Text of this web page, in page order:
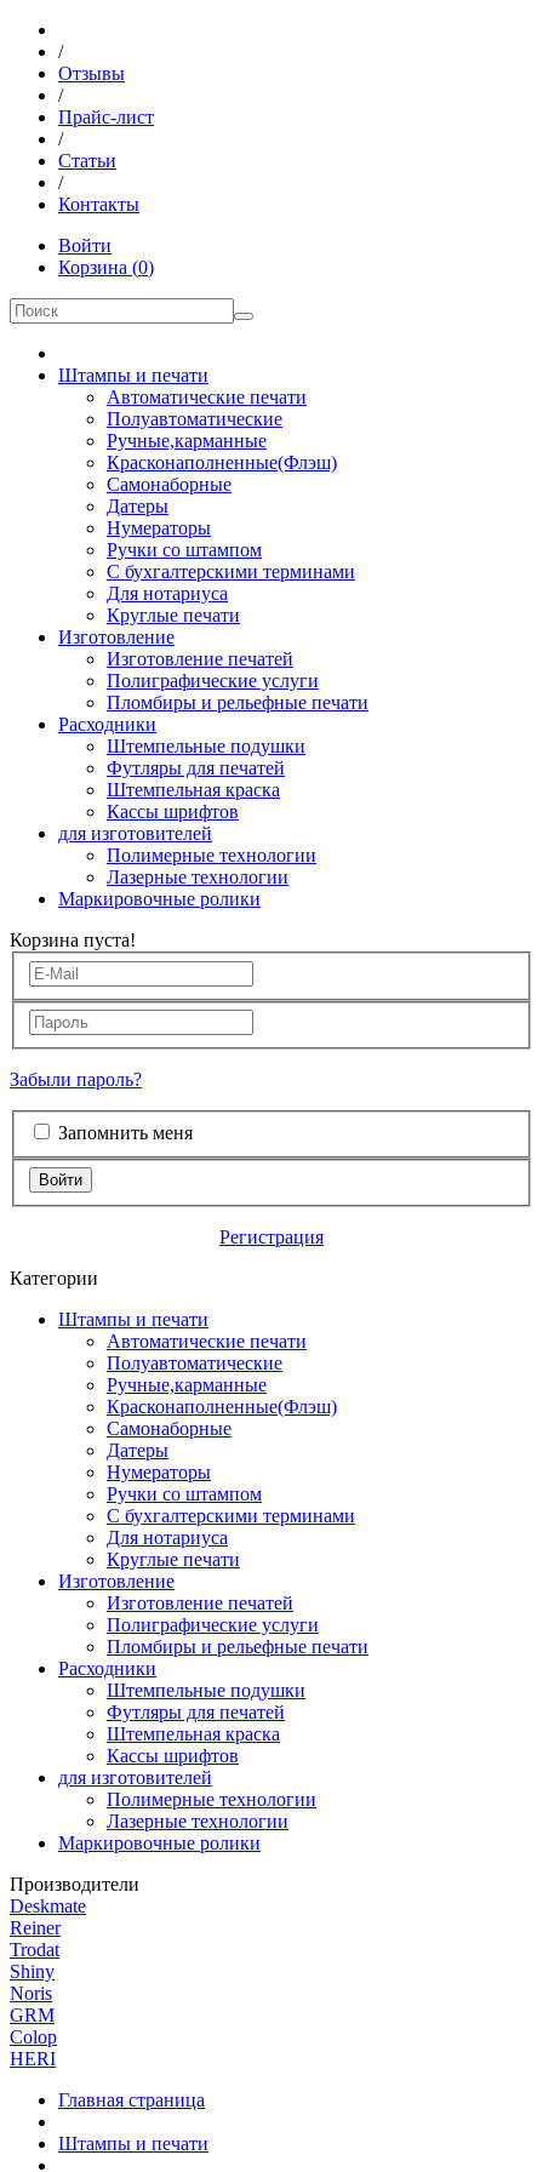
/
Отзывы
/
Прайс-лист
/
Статьи
/
Контакты
Войти
Корзина (0)
Штампы и печати
Автоматические печати
Полуавтоматические
Ручные,карманные
Красконаполненные(Флэш)
Самонаборные
Датеры
Нумераторы
Ручки со штампом
С бухгалтерскими терминами
Для нотариуса
Круглые печати
Изготовление
Изготовление печатей
Полиграфические услуги
Пломбиры и рельефные печати
Расходники
Штемпельные подушки
Футляры для печатей
Штемпельная краска
Кассы шрифтов
для изготовителей
Полимерные технологии
Лазерные технологии
Маркировочные ролики
Корзина пуста!
Забыли пароль?
Запомнить меня
Войти
Регистрация
Категории
Штампы и печати
Автоматические печати
Полуавтоматические
Ручные,карманные
Красконаполненные(Флэш)
Самонаборные
Датеры
Нумераторы
Ручки со штампом
С бухгалтерскими терминами
Для нотариуса
Круглые печати
Изготовление
Изготовление печатей
Полиграфические услуги
Пломбиры и рельефные печати
Расходники
Штемпельные подушки
Футляры для печатей
Штемпельная краска
Кассы шрифтов
для изготовителей
Полимерные технологии
Лазерные технологии
Маркировочные ролики
Производители
Deskmate
Reiner
Trodat
Shiny
Noris
GRM
Colop
HERI
Главная страница
Штампы и печати